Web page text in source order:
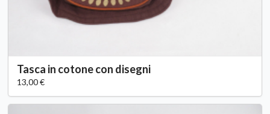
Tasca in cotone con disegni
13,00 €